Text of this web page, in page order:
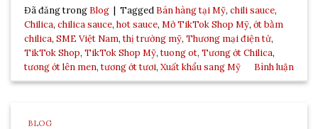
Đã đăng trong Blog | Tagged Bán hàng tại Mỹ,chili sauce,
Chilica,chilica sauce,hot sauce,Mở TikTok Shop Mỹ,ớt bằm
chilica,SME Việt Nam,thị trường mỹ,Thương mại điện tử,
TikTok Shop,TikTok Shop Mỹ,tuong ot,Tương ớt Chilica,
tương ớt lên men,tương ớt tươi,Xuất khẩu sang Mỹ Bình luận
BLOG